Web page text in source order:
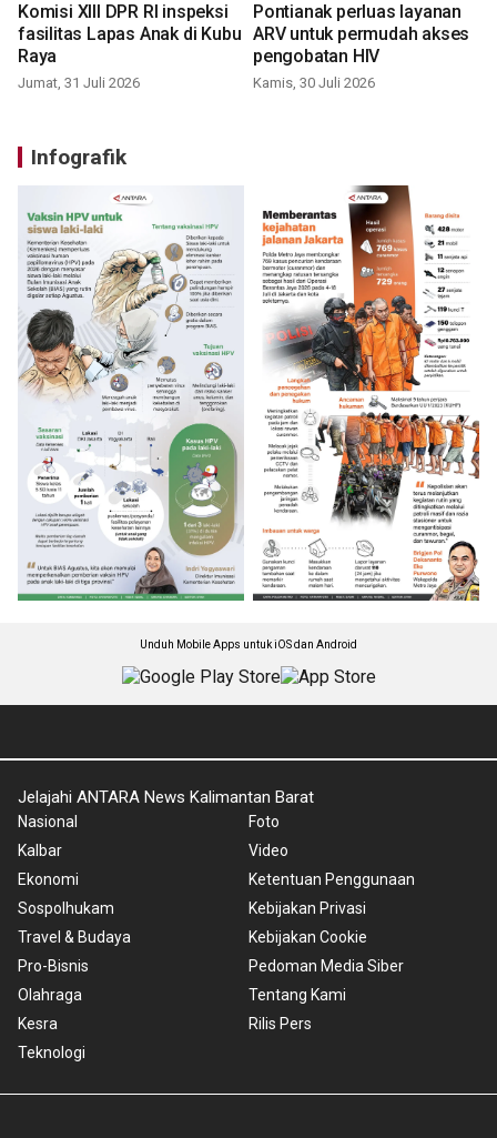
Komisi XIII DPR RI inspeksi
fasilitas Lapas Anak di Kubu
Raya
Jumat, 31 Juli 2026
Pontianak perluas layanan
ARV untuk permudah akses
pengobatan HIV
Kamis, 30 Juli 2026
Infografik
Unduh Mobile Apps untuk iOS dan Android
Jelajahi ANTARA News Kalimantan Barat
Nasional
Kalbar
Ekonomi
Sospolhukam
Travel & Budaya
Pro-Bisnis
Olahraga
Kesra
Teknologi
Foto
Video
Ketentuan Penggunaan
Kebijakan Privasi
Kebijakan Cookie
Pedoman Media Siber
Tentang Kami
Rilis Pers